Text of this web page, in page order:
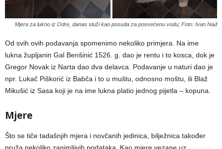
Mjera za lukno iz Odre, danas služi kao posuda za posvećenu vodu; Foto: Ivan Nađ
Od svih ovih podavanja spomenimo nekoliko primjera. Na ime
lukna župljanin Gal Benšinić 1526. g. dao je rentu i to kosca, dok je
Gregor Novak iz Narta dao dva delavca. Podavanje u naturi dao je
npr. Lukač Piškorić iz Babča i to u muštu, odnosno moštu, ili Blaž
Mikušić iz Sasa koji je na ime lukna platio jednog pijetla – kopuna.
Mjere
Što se tiče tadašnjih mjera i novčanih jedinica, bilježnica također
pruža nekoliko zanimljivih podataka. Kao mjere vezane uz